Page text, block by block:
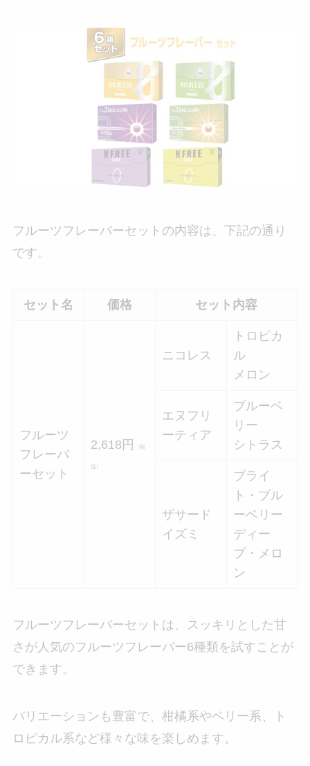
フルーツフレーバーセットの内容は、下記の通り
です。
セット名 価格 セット内容
フルーツ
フレーバ
ーセット
2,618円 （税
込）
ニコレス
トロピカ
ル
メロン
エヌフリ
ーティア
ブルーベ
リー
シトラス
ザサード
イズミ
ブライ
ト・ブル
ーベリー
ディー
プ・メロ
ン
フルーツフレーバーセットは、スッキリとした甘
さが人気のフルーツフレーバー6種類を試すことが
できます。
バリエーションも豊富で、柑橘系やベリー系、ト
ロピカル系など様々な味を楽しめます。